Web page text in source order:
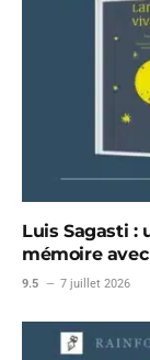
Luis Sagasti :
mémoire
9.5 7 juillet 2026